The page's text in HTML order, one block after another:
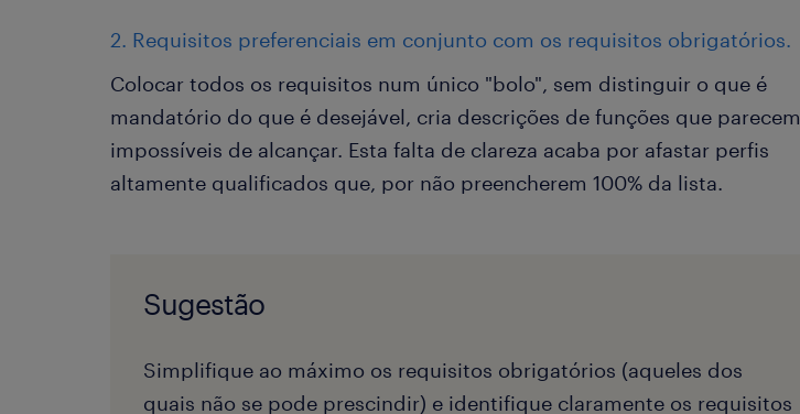
2. Requisitos preferenciais em conjunto com os requisitos obrigatórios.
Colocar todos os requisitos num único "bolo", sem distinguir o que é
mandatório do que é desejável, cria descrições de funções que parecem
impossíveis de alcançar. Esta falta de clareza acaba por afastar perfis
altamente qualificados que, por não preencherem 100% da lista.
Sugestão
Simplifique ao máximo os requisitos obrigatórios (aqueles dos
quais não se pode prescindir) e identifique claramente os requisitos